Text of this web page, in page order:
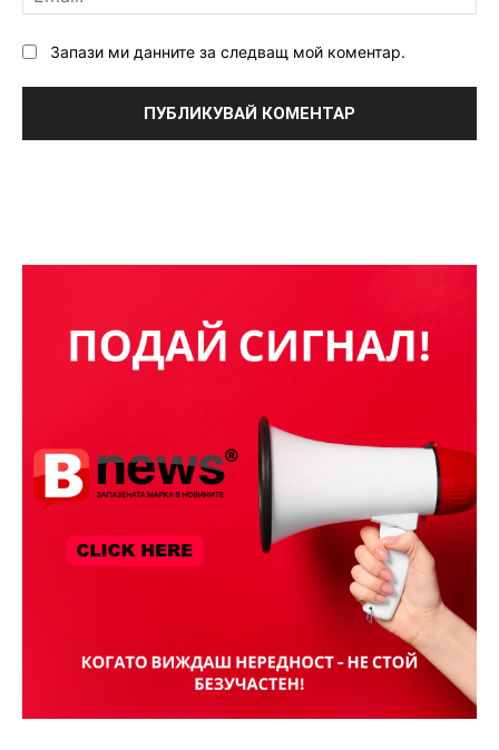
Запази ми данните за следващ мой коментар.